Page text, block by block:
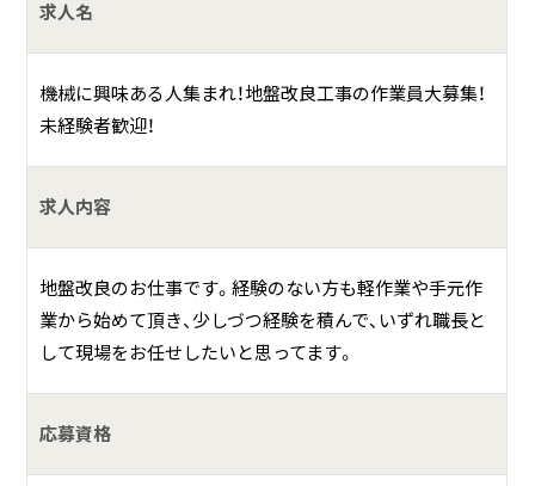
薬液注入工事での補助業務等
慣れてきたら、実際に機材の使用をしながら作業を覚
えてもらいます。
何をしている会社？
弊社では、地盤改良部・PC（プレキャストコンクリート）事業
部と、2本の柱を中心とし現在のインフラ整備を担っている
建設会社です。
具体的には？
求人名
機械に興味ある人集まれ！地盤改良工事の作業員大募集！
未経験者歓迎！
求人内容
地盤改良のお仕事です。経験のない方も軽作業や手元作
業から始めて頂き、少しづつ経験を積んで、いずれ職長と
して現場をお任せしたいと思ってます。
応募資格